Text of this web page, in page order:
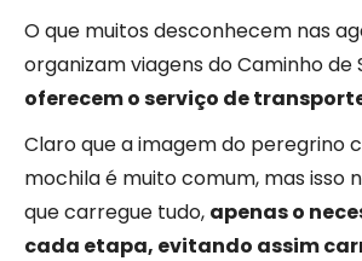
O que muitos desconhecem nas
organizam viagens do Caminho de
oferecem o serviço de
Claro que a imagem do peregrino
mochila é muito comum, mas isso
que carregue tudo, apenas o
cada etapa, evitando assim